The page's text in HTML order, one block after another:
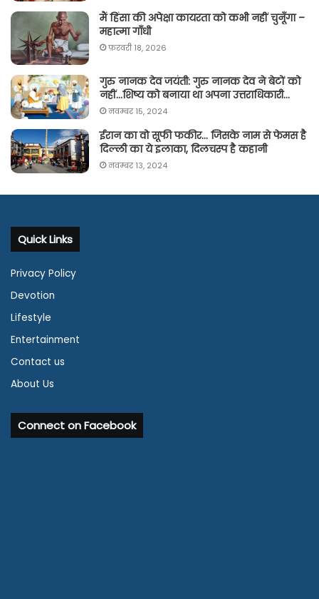
मैं हिंसा की अपेक्षा कायरता को कभी नहीं चुनूँगा –
महात्मा गाँधी
फ़रवरी 18, 2026
गुरु नानक देव जयंती: गुरु नानक देव ने बेटों को
नहीं…शिष्य को बनाया था अपना उत्तराधिकारी…
नवम्बर 15, 2024
ईरान का वो सूफी फकीर… जिसके नाम से फेमस है
दिल्ली का ये इलाका, दिलचस्प है कहानी
नवम्बर 13, 2024
Quick Links
Privacy Policy
Devotion
Lifestyle
Entertainment
Contact us
About Us
Connect on Facebook